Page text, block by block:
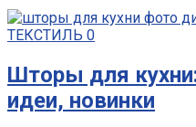
ТЕКСТИЛЬ 0
Шторы для
идеи, новинки